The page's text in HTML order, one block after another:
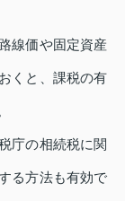
線価や固定資産
くと、課税の有
庁の相続税に関
る方法も有効で